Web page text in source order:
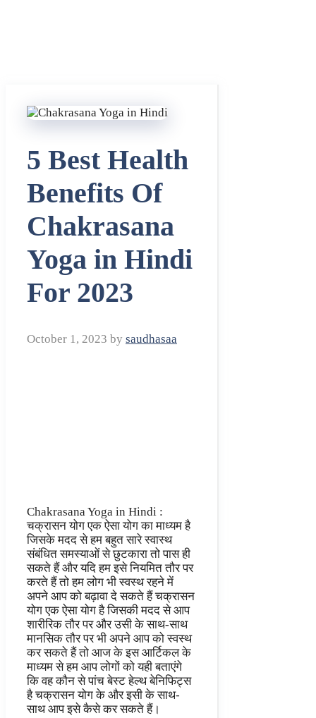
5 Best Health
Benefits Of
Chakrasana
Yoga in Hindi
For 2023
October 1, 2023 by saudhasaa
Chakrasana Yoga in Hindi :
चक्रासन योग एक ऐसा योग का माध्यम है
जिसके मदद से हम बहुत सारे स्वास्थ
संबंधित समस्याओं से छुटकारा तो पास ही
सकते हैं और यदि हम इसे नियमित तौर पर
करते हैं तो हम लोग भी स्वस्थ रहने में
अपने आप को बढ़ावा दे सकते हैं चक्रासन
योग एक ऐसा योग है जिसकी मदद से आप
शारीरिक तौर पर और उसी के साथ-साथ
मानसिक तौर पर भी अपने आप को स्वस्थ
कर सकते हैं तो आज के इस आर्टिकल के
माध्यम से हम आप लोगों को यही बताएंगे
कि वह कौन से पांच बेस्ट हेल्थ बेनिफिट्स
है चक्रासन योग के और इसी के साथ-
साथ आप इसे कैसे कर सकते हैं।